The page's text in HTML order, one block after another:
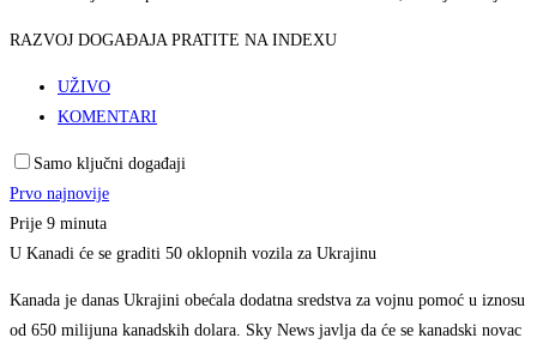
RAZVOJ DOGAĐAJA PRATITE NA INDEXU
UŽIVO
KOMENTARI
Samo ključni događaji
Prvo najnovije
Prije 9 minuta
U Kanadi će se graditi 50 oklopnih vozila za Ukrajinu
Kanada je danas Ukrajini obećala dodatna sredstva za vojnu pomoć u iznosu
od 650 milijuna kanadskih dolara. Sky News javlja da će se kanadski novac